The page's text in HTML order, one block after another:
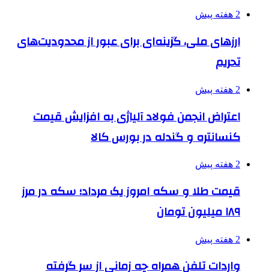
2 هفته پیش
ارزهای ملی، گزینه‌ای برای عبور از محدودیت‌های
تحریم
2 هفته پیش
اعتراض انجمن فولاد آلیاژی به افزایش قیمت
کنسانتره و گندله در بورس کالا
2 هفته پیش
قیمت طلا و سکه امروز یک مرداد؛ سکه در مرز
۱۸۹ میلیون تومان
2 هفته پیش
واردات تلفن همراه چه زمانی از سر گرفته